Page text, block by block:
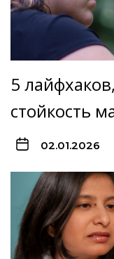
5
стойкость
02.01.2026